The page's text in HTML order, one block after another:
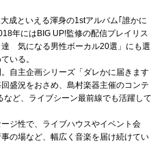
成といえる渾身の1stアルバム｢誰かに
年にはBIG UP!監修の配信プレイリス
達 気になる男性ボーカル20選」にも選
いる。
自主企画シリーズ「ダレかに届きます
盛況をおさめ、島村楽器主催のコンテ
ど、ライブシーン最前線でも活躍して
ジ性で、ライブハウスやイベント会
の場など、幅広く音楽を届け続けてい